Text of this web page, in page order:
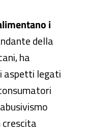
i
della
ha
aspetti legati